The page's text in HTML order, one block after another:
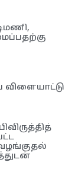
விளையாட்டு